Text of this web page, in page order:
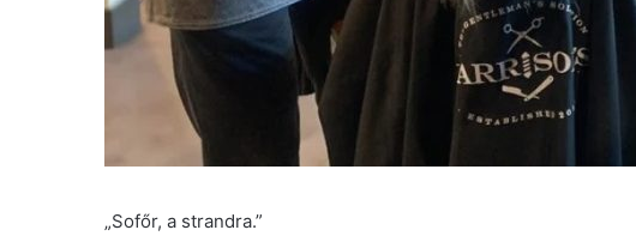
„Sofőr, a strandra.”